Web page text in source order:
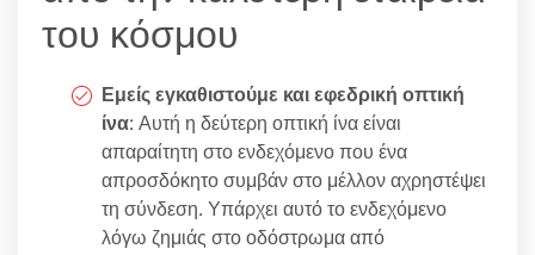
του κόσμου
Εμείς εγκαθιστούμε και εφεδρική οπτική
ίνα: Αυτή η δεύτερη οπτική ίνα είναι
απαραίτητη στο ενδεχόμενο που ένα
απροσδόκητο συμβάν στο μέλλον αχρηστέψει
τη σύνδεση. Υπάρχει αυτό το ενδεχόμενο
λόγω ζημιάς στο οδόστρωμα από